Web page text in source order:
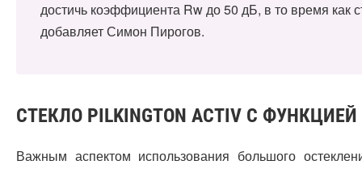
достичь коэффициента Rw до 50 дБ, в то время как
добавляет Симон Пирогов.
СТЕКЛО PILKINGTON ACTIV С
Важным аспектом использования большого